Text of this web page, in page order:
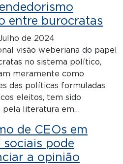
entre burocratas
de 2024
visão weberiana do papel
no sistema político,
meramente como
das políticas formuladas
eleitos, tem sido
pela literatura em…
de CEOs em
sociais pode
a opinião